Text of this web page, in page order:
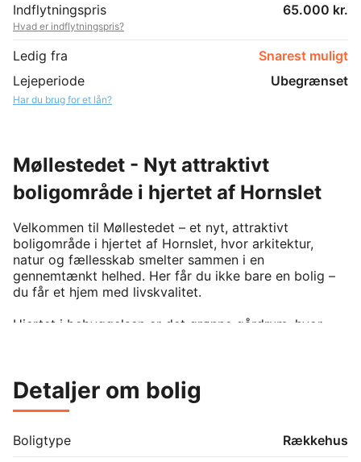
Indflytningspris
65.000 kr.
Hvad er indflytningspris?
Ledig fra
Snarest muligt
Lejeperiode
Ubegrænset
Har du brug for et lån?
Møllestedet - Nyt attraktivt
boligområde i hjertet af Hornslet
Velkommen til Møllestedet – et nyt, attraktivt
boligområde i hjertet af Hornslet, hvor arkitektur,
natur og fællesskab smelter sammen i en
gennemtænkt helhed. Her får du ikke bare en bolig –
du får et hjem med livskvalitet.
Hjertet i bebyggelsen er det grønne gårdrum, hvor
skabt med tanke på at fremme fællesskabet og skabe
trygge rammer. Parkering er for hovedparten af
ende af bebyggelsen, så biler som udgangspunkt ikke
bliver et synligt element i hverdagen.
Detaljer om bolig
Boligtype
Rækkehus